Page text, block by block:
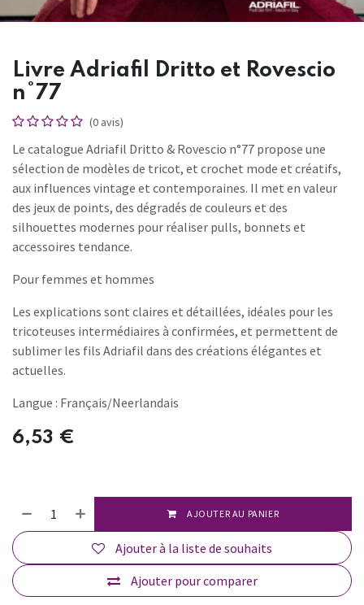
Livre Adriafil Dritto et Rovescio
n°77
(0 avis)
Le catalogue Adriafil Dritto & Rovescio n°77 propose une
sélection de modèles de tricot, et crochet mode et créatifs,
aux influences vintage et contemporaines. Il met en valeur
des jeux de points, des dégradés de couleurs et des
silhouettes modernes pour réaliser pulls, bonnets et
accessoires tendance.
Pour femmes et hommes
Les explications sont claires et détaillées, idéales pour les
tricoteuses intermédiaires à confirmées, et permettent de
sublimer les fils Adriafil dans des créations élégantes et
actuelles.
Langue : Français/Neerlandais
6,53 €
AJOUTER AU PANIER
Ajouter pour comparer
Ajouter à la liste de souhaits